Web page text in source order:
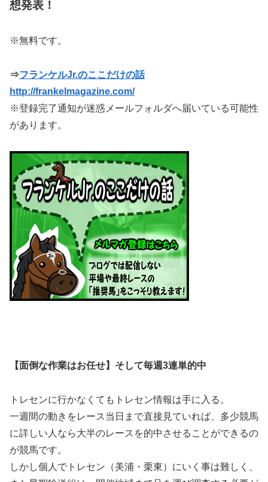
想発表！
※無料です。
⇒フランケルJr.のここだけの話
http://frankelmagazine.com/
※登録完了通知が迷惑メールフォルダへ届いている可能性
があります。
【面倒な作業はお任せ】そして毎週3連単的中
トレセンに行かなくてもトレセン情報は手に入る。
一週間の動きをレース当日まで直接見ていれば、多少競馬
に詳しい人なら大半のレースを的中させることができるの
が競馬です。
しかし個人でトレセン（美浦・栗東）にいく事は難しく、